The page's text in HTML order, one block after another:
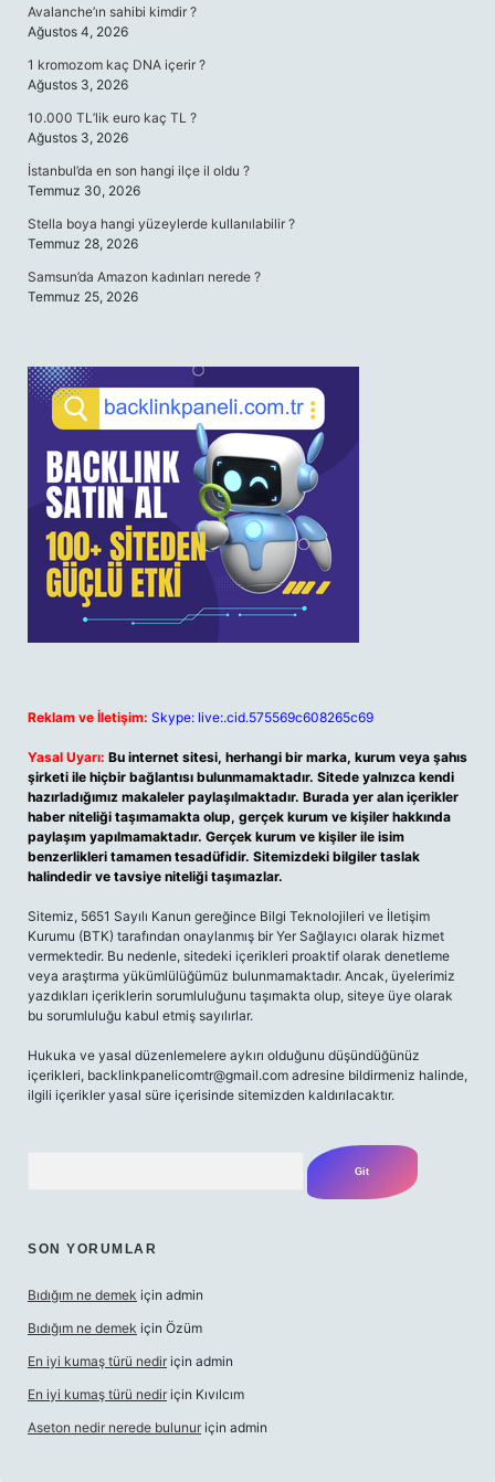
Avalanche’ın sahibi kimdir ?
Ağustos 4, 2026
1 kromozom kaç DNA içerir ?
Ağustos 3, 2026
10.000 TL’lik euro kaç TL ?
Ağustos 3, 2026
İstanbul’da en son hangi ilçe il oldu ?
Temmuz 30, 2026
Stella boya hangi yüzeylerde kullanılabilir ?
Temmuz 28, 2026
Samsun’da Amazon kadınları nerede ?
Temmuz 25, 2026
Reklam ve İletişim: Skype: live:.cid.575569c608265c69
Yasal Uyarı: Bu internet sitesi, herhangi bir marka, kurum veya şahıs
şirketi ile hiçbir bağlantısı bulunmamaktadır. Sitede yalnızca kendi
hazırladığımız makaleler paylaşılmaktadır. Burada yer alan içerikler
haber niteliği taşımamakta olup, gerçek kurum ve kişiler hakkında
paylaşım yapılmamaktadır. Gerçek kurum ve kişiler ile isim
benzerlikleri tamamen tesadüfidir. Sitemizdeki bilgiler taslak
halindedir ve tavsiye niteliği taşımazlar.
Sitemiz, 5651 Sayılı Kanun gereğince Bilgi Teknolojileri ve İletişim
Kurumu (BTK) tarafından onaylanmış bir Yer Sağlayıcı olarak hizmet
vermektedir. Bu nedenle, sitedeki içerikleri proaktif olarak denetleme
veya araştırma yükümlülüğümüz bulunmamaktadır. Ancak, üyelerimiz
yazdıkları içeriklerin sorumluluğunu taşımakta olup, siteye üye olarak
bu sorumluluğu kabul etmiş sayılırlar.
Hukuka ve yasal düzenlemelere aykırı olduğunu düşündüğünüz
içerikleri, backlinkpanelicomtr@gmail.com adresine bildirmeniz halinde,
ilgili içerikler yasal süre içerisinde sitemizden kaldırılacaktır.
SON YORUMLAR
Bıdığım ne demek için admin
Bıdığım ne demek için Özüm
En iyi kumaş türü nedir için admin
En iyi kumaş türü nedir için Kıvılcım
Aseton nedir nerede bulunur için admin